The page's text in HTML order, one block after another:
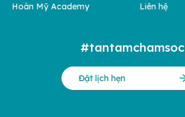
Hoàn Mỹ Academy Liên hệ
#tantamchamsoc
Đặt lịch hẹn